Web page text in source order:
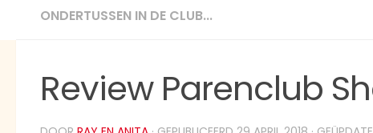
ONDERTUSSEN IN DE CLUB...
Review Parenclub